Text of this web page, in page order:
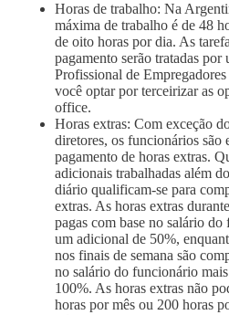
Horas de trabalho: Na
máxima de trabalho é de 48
de oito horas por dia. As
pagamento serão tratadas por
Profissional de
você optar por terceirizar as
office.
Horas extras: Com exceção
diretores, os funcionários são
pagamento de horas extras.
adicionais trabalhadas além
diário qualificam-se para
extras. As horas extras
pagas com base no salário
um adicional de 50%,
nos finais de semana são
no salário do funcionário
100%. As horas extras não
horas por mês ou 200 horas